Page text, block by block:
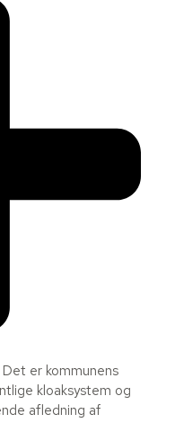
Det er kommunens
kloaksystem og
afledning af